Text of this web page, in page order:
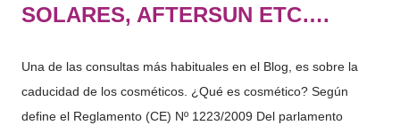
SOLARES, AFTERSUN ETC….
Una de las consultas más habituales en el Blog, es sobre la
caducidad de los cosméticos. ¿Qué es cosmético? Según
define el Reglamento (CE) Nº 1223/2009 Del parlamento